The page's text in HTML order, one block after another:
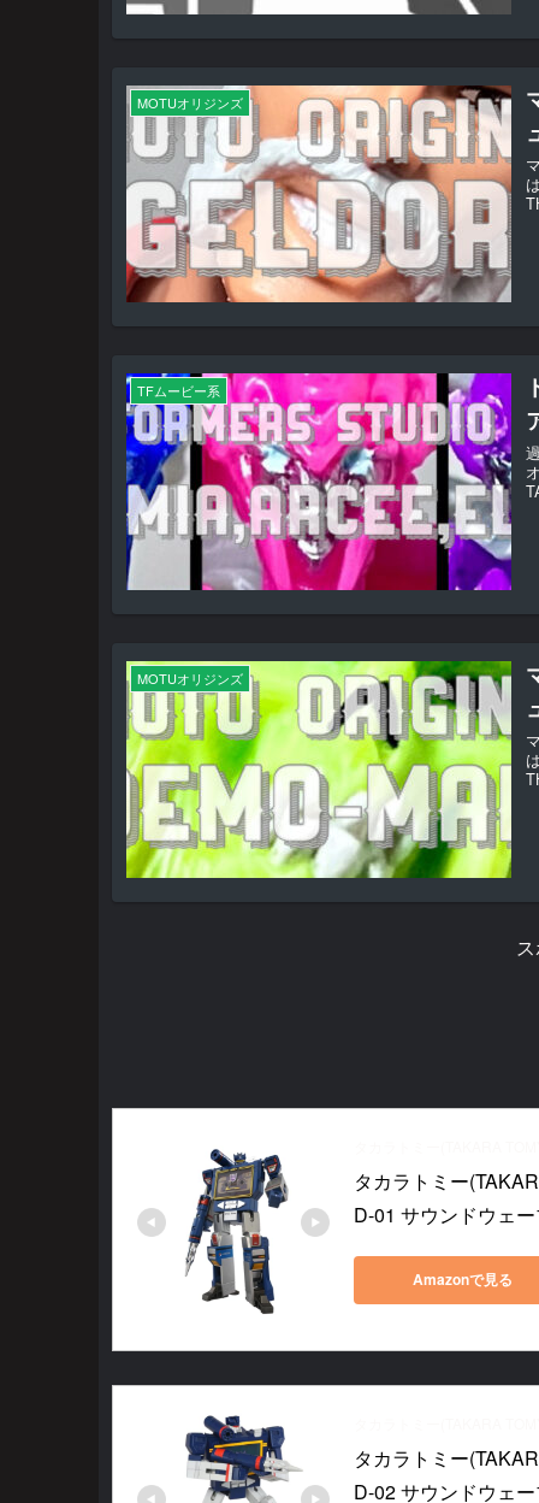
MOTUオリジンズ
TFムービー系
MOTUオリジンズ
タカラトミー
D-01 サウンドウェ
Amazonで見る
タカラトミー
D-02 サウンドウェ